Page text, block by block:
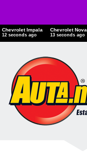
Chevrolet Impala
13 seconds ago
Chevrolet Nova
14 seconds ago